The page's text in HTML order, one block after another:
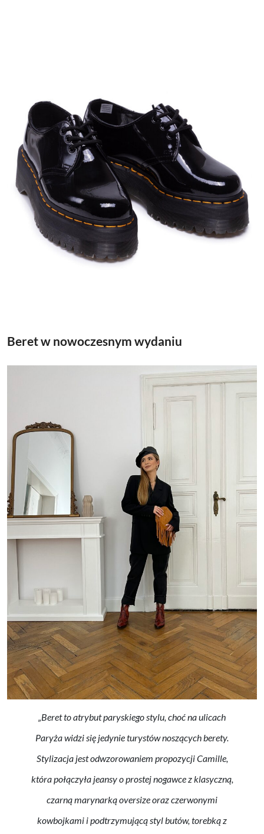
Beret w nowoczesnym wydaniu
„Beret to atrybut paryskiego stylu, choć na ulicach
Paryża widzi się jedynie turystów noszących berety.
Stylizacja jest odwzorowaniem propozycji Camille,
która połączyła jeansy o prostej nogawce z klasyczną,
czarną marynarką oversize oraz czerwonymi
kowbojkami i podtrzymującą styl butów, torebką z